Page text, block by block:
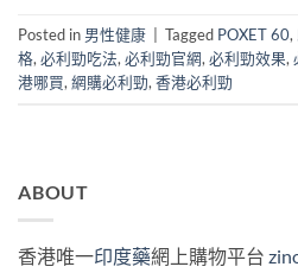
Posted in 男性健康 Tagged POXET 60,
格, 必利勁吃法, 必利勁官網, 必利勁效果,
港哪買, 網購必利勁, 香港必利勁
ABOUT
香港唯一印度藥網上購物平台